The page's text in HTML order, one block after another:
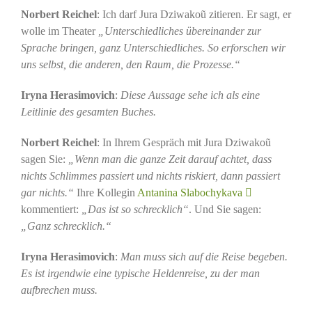
Norbert Reichel: Ich darf Jura Dziwakoũ zitieren. Er sagt, er
wolle im Theater
„Unterschiedliches übereinander zur
Sprache bringen, ganz Unterschiedliches. So erforschen wir
uns selbst, die anderen, den Raum, die Prozesse.“
Iryna Herasimovich: Diese Aussage sehe ich als eine
Leitlinie des gesamten Buches.
Norbert Reichel: In Ihrem Gespräch mit Jura Dziwakoũ
sagen Sie:
„Wenn man die ganze Zeit darauf achtet, dass
nichts Schlimmes passiert und nichts riskiert, dann passiert
gar nichts.“ Ihre Kollegin Antanina Slabochykava
kommentiert:
„Das ist so schrecklich“. Und Sie sagen:
„Ganz schrecklich.“
Iryna Herasimovich: Man muss sich auf die Reise begeben.
Es ist irgendwie eine typische Heldenreise, zu der man
aufbrechen muss.